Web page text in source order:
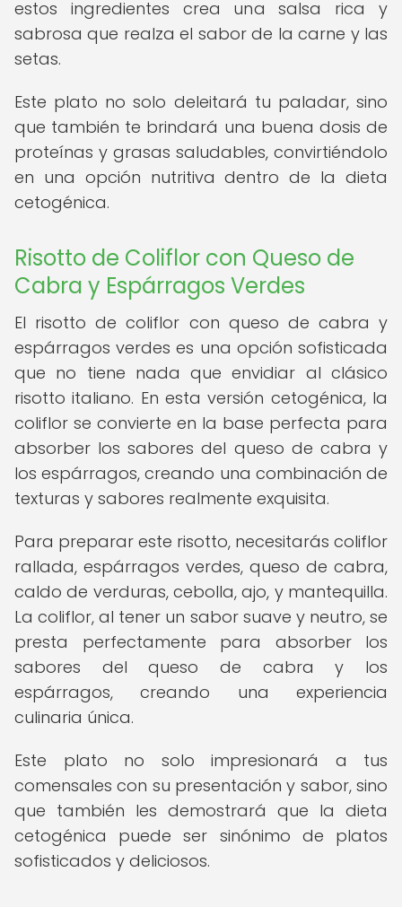
estos ingredientes crea una salsa rica y
sabrosa que realza el sabor de la carne y las
setas.
Este plato no solo deleitará tu paladar, sino
que también te brindará una buena dosis de
proteínas y grasas saludables, convirtiéndolo
en una opción nutritiva dentro de la dieta
cetogénica.
Risotto de Coliflor con Queso de
Cabra y Espárragos Verdes
El risotto de coliflor con queso de cabra y
espárragos verdes es una opción sofisticada
que no tiene nada que envidiar al clásico
risotto italiano. En esta versión cetogénica, la
coliflor se convierte en la base perfecta para
absorber los sabores del queso de cabra y
los espárragos, creando una combinación de
texturas y sabores realmente exquisita.
Para preparar este risotto, necesitarás coliflor
rallada, espárragos verdes, queso de cabra,
caldo de verduras, cebolla, ajo, y mantequilla.
La coliflor, al tener un sabor suave y neutro, se
presta perfectamente para absorber los
sabores del queso de cabra y los
espárragos, creando una experiencia
culinaria única.
Este plato no solo impresionará a tus
comensales con su presentación y sabor, sino
que también les demostrará que la dieta
cetogénica puede ser sinónimo de platos
sofisticados y deliciosos.